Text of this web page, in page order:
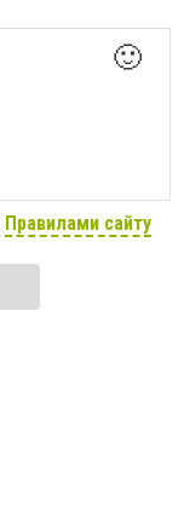
🙂
Правилами сайту